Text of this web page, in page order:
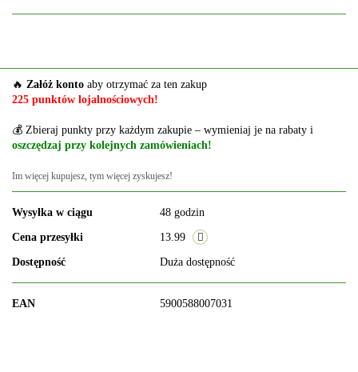
🔥 Załóż konto aby otrzymać za ten zakup
225 punktów lojalnościowych!
💰 Zbieraj punkty przy każdym zakupie – wymieniaj je na rabaty i
oszczędzaj przy kolejnych zamówieniach!
Im więcej kupujesz, tym więcej zyskujesz!
Wysyłka w ciągu 48 godzin
Cena przesyłki 13.99
Dostępność Duża dostępność
EAN 5900588007031